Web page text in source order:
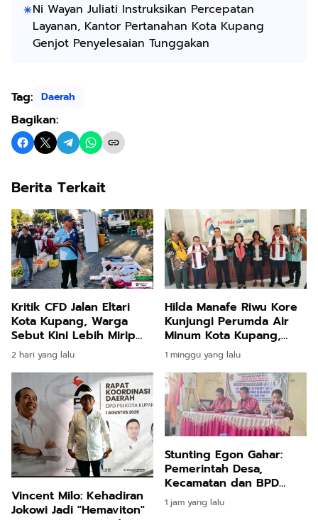
Ni Wayan Juliati Instruksikan Percepatan
Layanan, Kantor Pertanahan Kota Kupang
Genjot Penyelesaian Tunggakan
Tag: Daerah
Bagikan:
Berita Terkait
Kritik CFD Jalan Eltari
Kota Kupang, Warga
Sebut Kini Lebih Mirip
Pasar Pagi daripada
Tempat Olahraga
2 hari yang lalu
Hilda Manafe Riwu Kore
Kunjungi Perumda Air
Minum Kota Kupang,
Direktur Sampaikan
Sejumlah Usulan
Strategis ke Pemerintah
Pusat
1 minggu yang lalu
Vincent Milo: Kehadiran
Jokowi Jadi "Hemaviton"
Stunting Egon Gahar:
Pemerintah Desa,
Kecamatan dan BPD
Sepakat Jalankan
Rekomendasi KKN UNIPA
1 jam yang lalu